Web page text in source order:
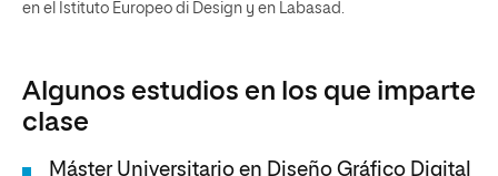
en el Istituto Europeo di Design y en Labasad.
Algunos estudios en los que imparte
clase
Máster Universitario en Diseño Gráfico Digital